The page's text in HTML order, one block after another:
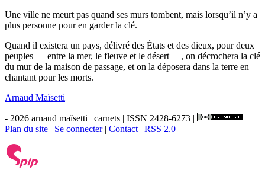
Une ville ne meurt pas quand ses murs tombent, mais lorsqu’il n’y a
plus personne pour en garder la clé.
Quand il existera un pays, délivré des États et des dieux, pour deux
peuples — entre la mer, le fleuve et le désert —, on décrochera la clé
du mur de la maison de passage, et on la déposera dans la terre en
chantant pour les morts.
Arnaud Maïsetti
- 2026 arnaud maïsetti | carnets | ISSN 2428-6273 |
Plan du site | Se connecter| Contact | RSS 2.0